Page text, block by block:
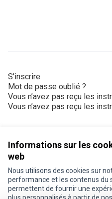
Informations sur les
web
Nous utilisons des cookies sur
performance et les contenus du
permettent de fournir une
S'inscrire
Mot de passe oublié ?
Vous n’avez pas reçu les
Vous n’avez pas reçu les
Conditions d'utilisation
Paramètres des cookies
Je participe ! sur X
Je participe ! sur Facebook
Je participe ! sur